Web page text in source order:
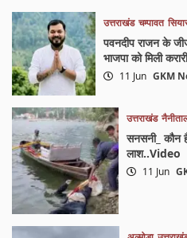
उत्तराखंड चम्पावत
पवनदीप राजन के
भाजपा को मिली
11 Jun GKM
उत्तराखंड
सनसनी_ कौन
लाश..Video
11 Jun